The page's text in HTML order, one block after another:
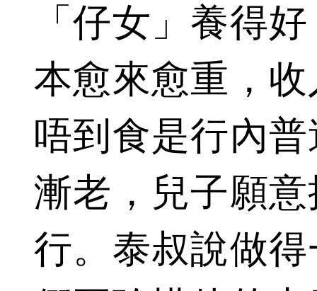
「仔女」養得
本愈來愈重，
唔到食是行內
漸老，兒子願
行。泰叔說做